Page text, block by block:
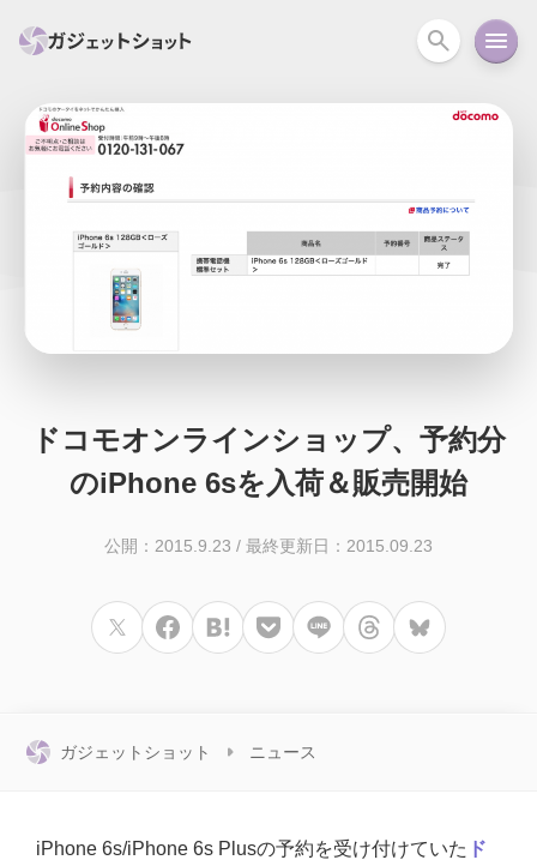
すべて スマホ
スマートホーム アクションカメラ カメラ
iPhone
ガイド ニュース オーディオ 周辺機器
ドコモオンラインショップ、予約分
のiPhone 6sを入荷＆販売開始
公開：2015.9.23 / 最終更新日：2015.09.23
ガジェットショット ニュース
iPhone 6s/iPhone 6s Plusの予約を受け付けていた ド